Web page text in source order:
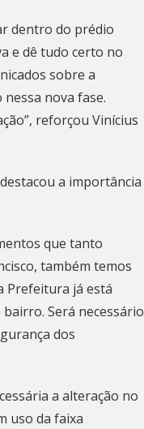
dentro do prédio
e dê tudo certo no
sobre a
nova fase.
reforçou Vinícius
a importância
que tanto
também temos
Prefeitura já está
Será necessário
dos
a alteração no
uso da faixa